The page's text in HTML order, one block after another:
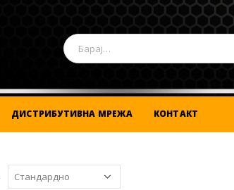
ДИСТРИБУТИВНА МРЕЖА КОНТАКТ